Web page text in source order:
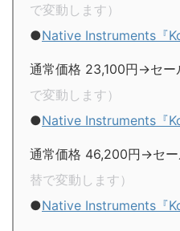
で変動します）
●Native Instruments『
通常価格 23,100円→セー
で変動します）
●Native Instruments『
通常価格 46,200円→セー
替で変動します）
●Native Instruments『